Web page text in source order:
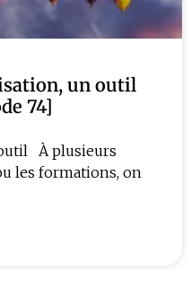
un outil
74]
À plusieurs
les formations, on